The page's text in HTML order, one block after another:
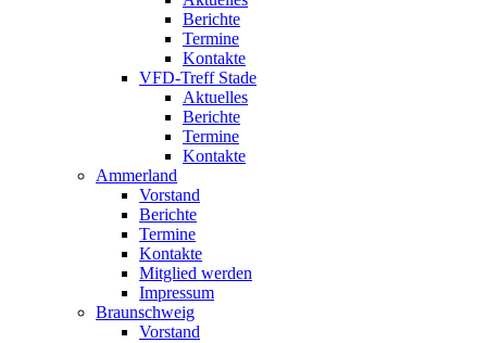
Berichte
Termine
Kontakte
VFD-Treff Stade
Aktuelles
Berichte
Termine
Kontakte
Ammerland
Vorstand
Berichte
Termine
Kontakte
Mitglied werden
Impressum
Braunschweig
Vorstand